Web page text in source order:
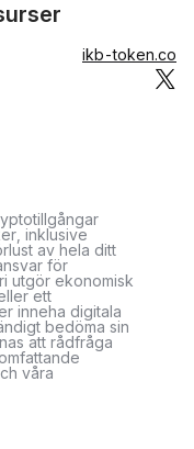
ikb-token.co
inklusive
av hela ditt
för
utgör ekonomisk
ett
inneha digitala
bedöma sin
att rådfråga
våra